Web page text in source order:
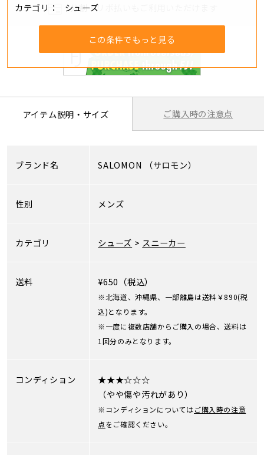
カテゴリ
シューズ
この条件でもっと見る
分割・リボ払いもご利用いただけます
アイテム説明・サイズ ご購入時の注意点
ブランド名 SALOMON （サロモン）
性別 メンズ
カテゴリ シューズ > スニーカー
送料 ¥650（税込）
※北海道、沖縄県、一部離島は送料￥890(税
込)となります。
※一度に複数店舗からご購入の場合、送料は
1回分のみとなります。
コンディション
★★★☆☆☆
（やや傷や汚れがあり）
※コンディションについてはご購入時の注意
点をご確認ください。